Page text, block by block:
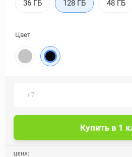
36 ГБ 128 ГБ 48 ГБ
Цвет
ЦЕНА: